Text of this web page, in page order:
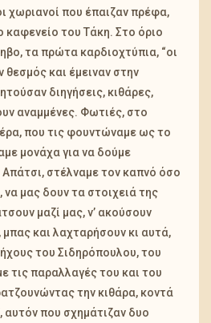
χωριανοί που έπαιζαν πρέφα,
καφενείο του Τάκη. Στο όριο
τα πρώτα καρδιοχτύπια, “οι
θεσμός και έμειναν στην
διηγήσεις, κιθάρες,
αναμμένες. Φωτιές, στο
που τις φουντώναμε ως το
μονάχα για να δούμε
Απάτσι, στέλναμε τον καπνό όσο
μας δουν τα στοιχειά της
μαζί μας, ν’ ακούσουν
μπας και λαχταρήσουν κι αυτά,
του Σιδηρόπουλου, του
τις παραλλαγές του και του
την κιθάρα, κοντά
αυτόν που σχημάτιζαν δυο